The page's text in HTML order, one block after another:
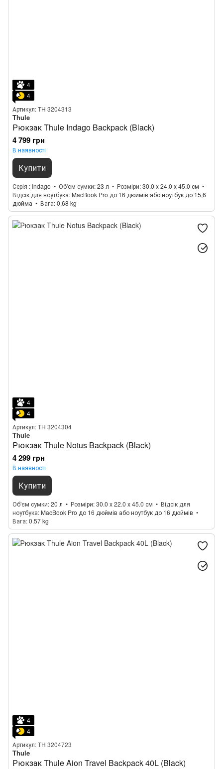
4
4
Артикул: TH 3204313
Thule
Рюкзак Thule Indago Backpack (Black)
4 799 грн
В наявності
Купити
Серія Indago Об'єм сумки 23 л Розміри 30.0 x 24.0 x 45.0 см
Відсік для ноутбука MacBook Pro до 16 дюймів або ноутбук до 15,6
дюйма
Вага 0.68 kg
4
4
Артикул: TH 3204304
Thule
Рюкзак Thule Notus Backpack (Black)
4 299 грн
В наявності
Купити
Об'єм сумки 20 л Розміри 30.0 x 22.0 x 45.0 см
Відсік для
ноутбука MacBook Pro до 16 дюймів або ноутбук до 16 дюймів
Вага 0.57 kg
4
4
Артикул: TH 3204723
Thule
Рюкзак Thule Aion Travel Backpack 40L (Black)